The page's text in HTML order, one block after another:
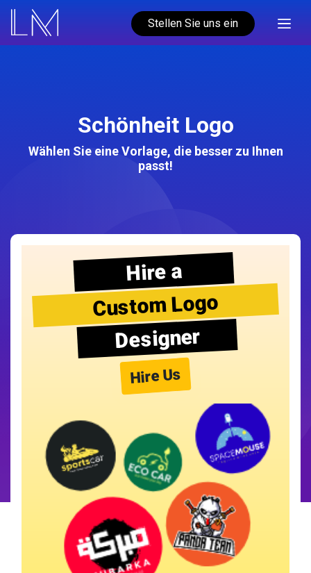
Stellen Sie uns ein
Schönheit Logo
Wählen Sie eine Vorlage, die besser zu Ihnen
passt!
Hire a
Custom Logo
Designer
Hire Us